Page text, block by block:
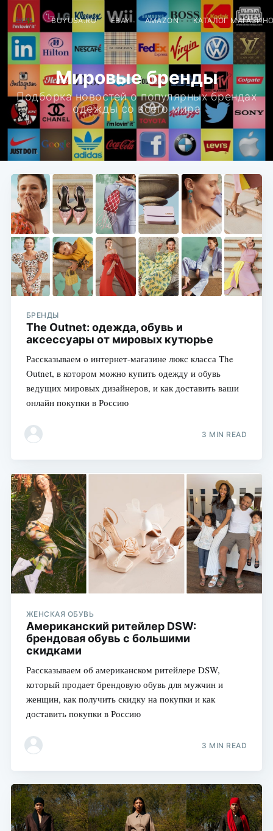
BUYUSA.RU EBAY AMAZON КАТАЛОГ
Мировые бренды
Подборка новостей о популярных брендах
одежды со всего мира
БРЕНДЫ
The Outnet: одежда, обувь и
аксессуары от мировых кутюрье
Рассказываем о интернет-магазине люкс класса The
Outnet, в котором можно купить одежду и обувь
ведущих мировых дизайнеров, и как доставить ваши
онлайн покупки в Россию
3 MIN READ
ЖЕНСКАЯ ОБУВЬ
Американский ритейлер DSW:
брендовая обувь с большими
скидками
Рассказываем об американском ритейлере DSW,
который продает брендовую обувь для мужчин и
женщин, как получить скидку на покупки и как
доставить покупки в Россию
3 MIN READ